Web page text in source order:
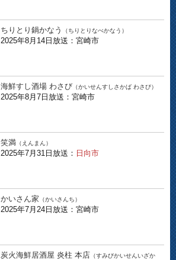
ちりとり鍋かなう （ちりとりなべかなう）
2025年8月14日放送：宮崎市
海鮮すし酒場 わさび （かいせんすしさかば わさび）
2025年8月7日放送：宮崎市
笑満 （えんまん）
2025年7月31日放送： 日向市
かいさん家 （かいさんち）
2025年7月24日放送：宮崎市
炭火海鮮居酒屋 炎柱 本店 （すみびかいせんいざか